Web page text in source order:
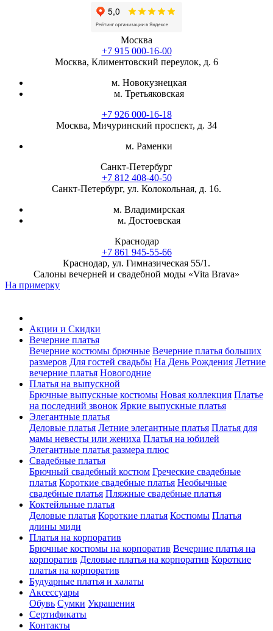
Москва
+7 915 000-16-00
Москва, Климентовский переулок, д. 6
м. Новокузнецкая
м. Третьяковская
+7 926 000-16-18
Москва, Мичуринский проспект, д. 34
м. Раменки
Санкт-Петербург
+7 812 408-40-50
Санкт-Петербург, ул. Колокольная, д. 16.
м. Владимирская
м. Достоевская
Краснодар
+7 861 945-55-66
Краснодар, ул. Гимназическая 55/1.
Салоны вечерней и свадебной моды «Vita Brava»
На примерку
Акции и Скидки
Вечерние платья
Вечерние костюмы брючные Вечерние платья больших
размеров Для гостей свадьбы На День Рождения Летние
вечерние платья Новогодние
Платья на выпускной
Брючные выпускные костюмы Новая коллекция Платье
на последний звонок Яркие выпускные платья
Элегантные платья
Деловые платья Летние элегантные платья Платья для
мамы невесты или жениха Платья на юбилей
Элегантные платья размера плюс
Свадебные платья
Брючный свадебный костюм Греческие свадебные
платья Короткие свадебные платья Необычные
свадебные платья Пляжные свадебные платья
Коктейльные платья
Деловые платья Короткие платья Костюмы Платья
длины миди
Платья на корпоратив
Брючные костюмы на корпоратив Вечерние платья на
корпоратив Деловые платья на корпоратив Короткие
платья на корпоратив
Будуарные платья и халаты
Аксессуары
Обувь Сумки Украшения
Сертификаты
Контакты